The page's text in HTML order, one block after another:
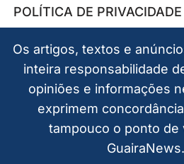
POLÍTICA DE PRIVACIDADE
Os artigos, textos e
inteira responsabilidade
opiniões e informações
exprimem
tampouco o ponto de